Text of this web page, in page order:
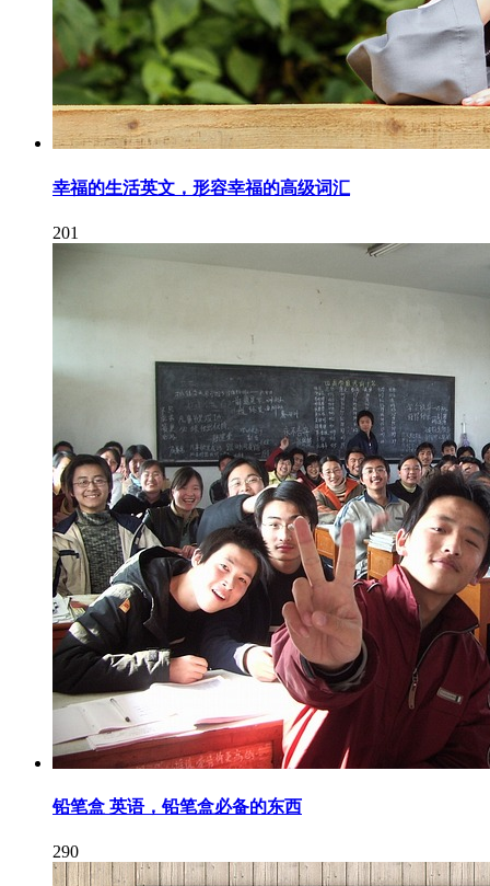
幸福的生活英文，形容幸福的高级词汇
201
铅笔盒 英语，铅笔盒必备的东西
290